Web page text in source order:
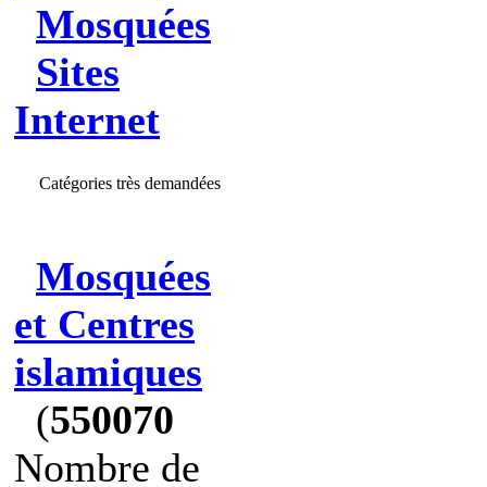
Mosquées
Sites
Internet
Catégories très demandées
Mosquées
et Centres
islamiques
(550070
Nombre de